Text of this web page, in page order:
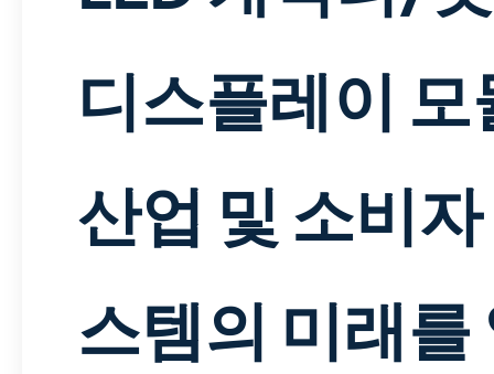
디스플레이 모
산업 및 소비
스템의 미래를